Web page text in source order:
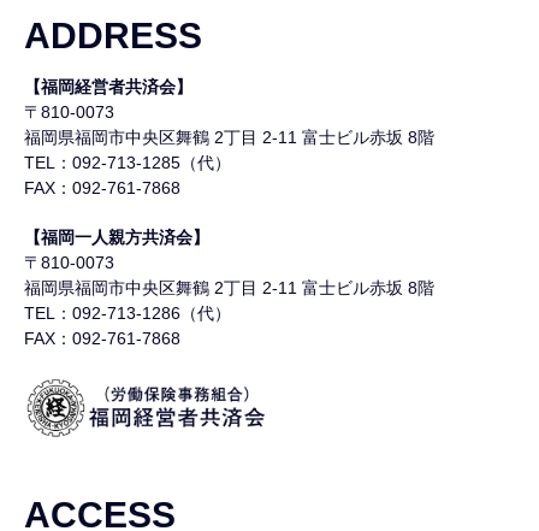
ADDRESS
【福岡経営者共済会】
〒810-0073
福岡県福岡市中央区舞鶴 2丁目 2-11 富士ビル赤坂 8階
TEL：092-713-1285（代）
FAX：092-761-7868
【福岡一人親方共済会】
〒810-0073
福岡県福岡市中央区舞鶴 2丁目 2-11 富士ビル赤坂 8階
TEL：092-713-1286（代）
FAX：092-761-7868
ACCESS